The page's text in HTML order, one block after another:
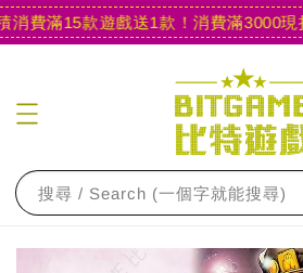
費滿15款遊戲送1款！ 消費滿3000現
搜尋 / Search (一個字就能搜尋)